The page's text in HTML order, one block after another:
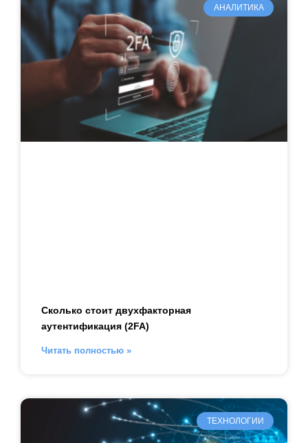
АНАЛИТИКА
Сколько стоит двухфакторная
аутентификация (2FA)
Читать полностью »
ТЕХНОЛОГИИ